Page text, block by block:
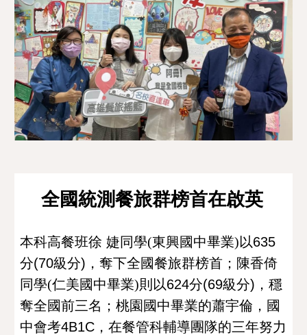
全國統測餐旅群榜首在啟英
本科高餐班徐 婕同學(東興國中畢業)以635
分(70級分) ，奪下全國餐旅群榜首；陳香倚
同學(仁美國中畢業)則以624分(69級分) ，穩
奪全國前三名 ；桃園國中畢業的蕭宇倫，國
中會考4B1C ，在餐管科輔導團隊的三年努力